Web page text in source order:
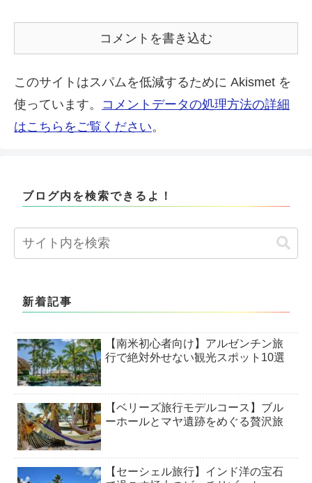
コメントを書き込む
このサイトはスパムを低減するために Akismet を
使っています。 コメントデータの処理方法の詳細
はこちらをご覧ください。
ブログ内を検索できるよ！
新着記事
【南米初心者向け】アルゼンチン旅
行で絶対外せない観光スポット10選
【ベリーズ旅行モデルコース】ブル
ーホールとマヤ遺跡をめぐる贅沢旅
【セーシェル旅行】インド洋の宝石